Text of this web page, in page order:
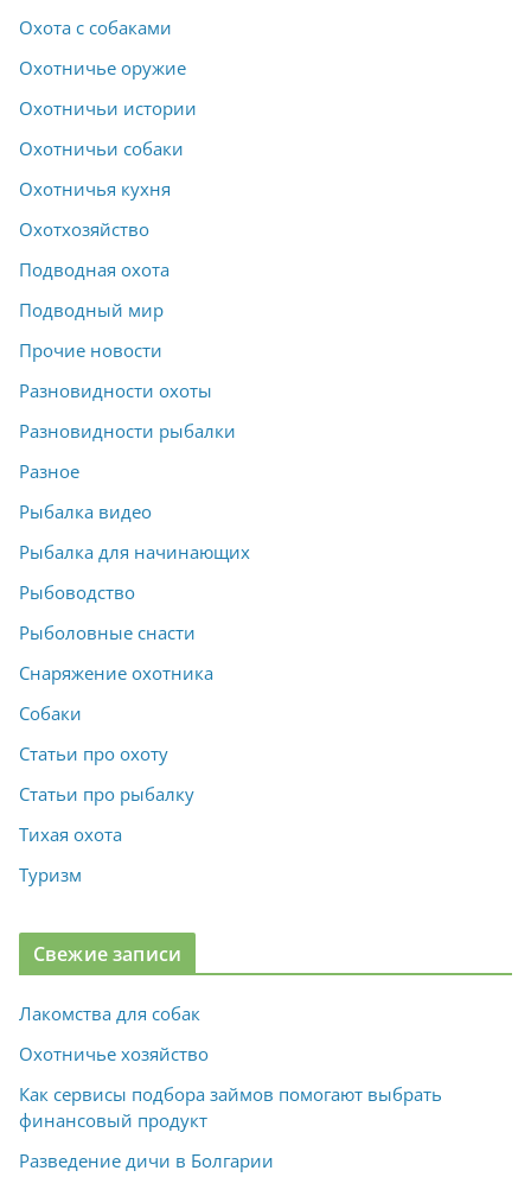
Охота с собаками
Охотничье оружие
Охотничьи истории
Охотничьи собаки
Охотничья кухня
Охотхозяйство
Подводная охота
Подводный мир
Прочие новости
Разновидности охоты
Разновидности рыбалки
Разное
Рыбалка видео
Рыбалка для начинающих
Рыбоводство
Рыболовные снасти
Снаряжение охотника
Собаки
Статьи про охоту
Статьи про рыбалку
Тихая охота
Туризм
Свежие записи
Лакомства для собак
Охотничье хозяйство
Как сервисы подбора займов помогают выбрать
финансовый продукт
Разведение дичи в Болгарии